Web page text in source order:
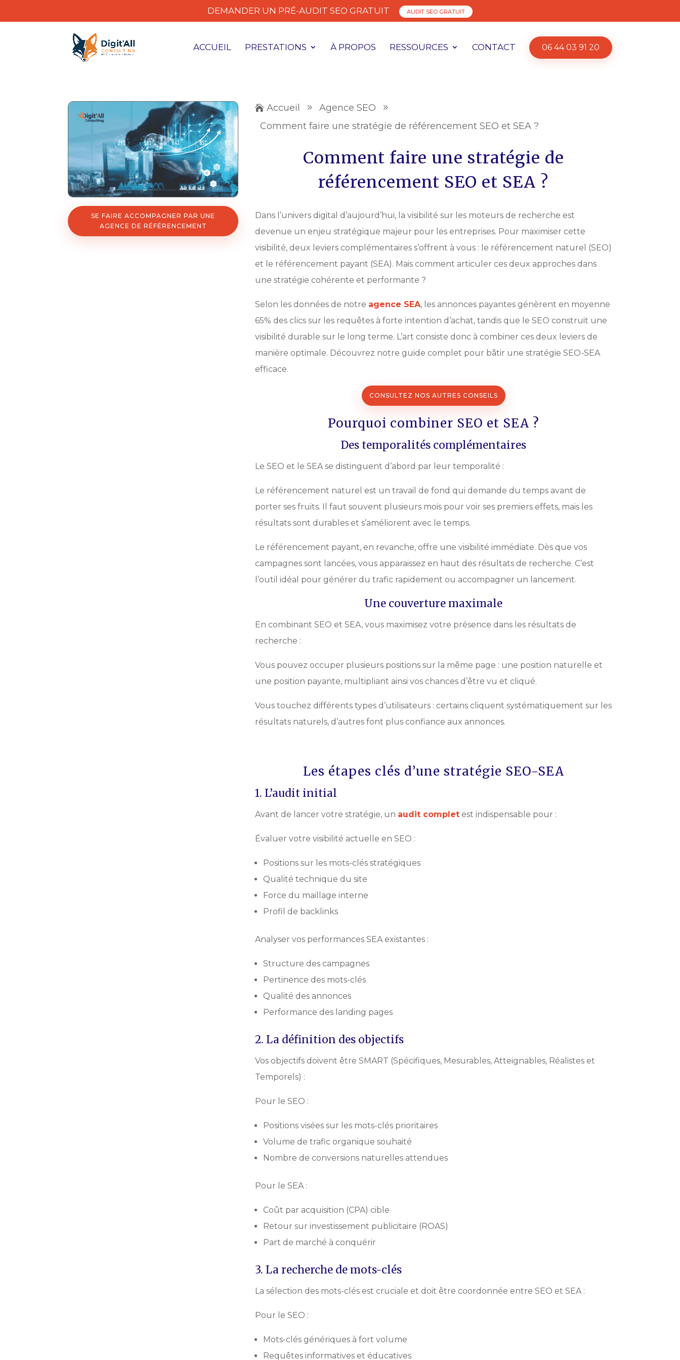
DEMANDER UN PRÉ-AUDIT SEO GRATUIT AUDIT SEO GRATUIT
ACCUEIL PRESTATIONS À PROPOS RESSOURCES CONTACT 06 44 03 91 20
SE FAIRE ACCOMPAGNER PAR UNE
AGENCE DE RÉFÉRENCEMENT
 Accueil 9 Agence SEO 9
Comment faire une stratégie de référencement SEO et SEA ?
Comment faire une stratégie de
référencement SEO et SEA ?
Dans l’univers digital d’aujourd’hui, la visibilité sur les moteurs de recherche est
devenue un enjeu stratégique majeur pour les entreprises. Pour maximiser cette
visibilité, deux leviers complémentaires s’offrent à vous : le référencement naturel (SEO)
et le référencement payant (SEA). Mais comment articuler ces deux approches dans
une stratégie cohérente et performante ?
Selon les données de notre agence SEA, les annonces payantes génèrent en moyenne
65% des clics sur les requêtes à forte intention d’achat, tandis que le SEO construit une
visibilité durable sur le long terme. L’art consiste donc à combiner ces deux leviers de
manière optimale. Découvrez notre guide complet pour bâtir une stratégie SEO-SEA
efficace.
CONSULTEZ NOS AUTRES CONSEILS
Pourquoi combiner SEO et SEA ?
Des temporalités complémentaires
Le SEO et le SEA se distinguent d’abord par leur temporalité :
Le référencement naturel est un travail de fond qui demande du temps avant de
porter ses fruits. Il faut souvent plusieurs mois pour voir ses premiers effets, mais les
résultats sont durables et s’améliorent avec le temps.
Le référencement payant, en revanche, offre une visibilité immédiate. Dès que vos
campagnes sont lancées, vous apparaissez en haut des résultats de recherche. C’est
l’outil idéal pour générer du trafic rapidement ou accompagner un lancement.
Une couverture maximale
En combinant SEO et SEA, vous maximisez votre présence dans les résultats de
recherche :
Vous pouvez occuper plusieurs positions sur la même page : une position naturelle et
une position payante, multipliant ainsi vos chances d’être vu et cliqué.
Vous touchez différents types d’utilisateurs : certains cliquent systématiquement sur les
résultats naturels, d’autres font plus confiance aux annonces.
Les étapes clés d’une stratégie SEO-SEA
1. L’audit initial
Avant de lancer votre stratégie, un audit completest indispensable pour :
Évaluer votre visibilité actuelle en SEO :
Positions sur les mots-clés stratégiques
Qualité technique du site
Force du maillage interne
Profil de backlinks
Analyser vos performances SEA existantes :
Structure des campagnes
Pertinence des mots-clés
Qualité des annonces
Performance des landing pages
2. La définition des objectifs
Vos objectifs doivent être SMART (Spécifiques, Mesurables, Atteignables, Réalistes et
Temporels) :
Pour le SEO :
Positions visées sur les mots-clés prioritaires
Volume de trafic organique souhaité
Nombre de conversions naturelles attendues
Pour le SEA :
Coût par acquisition (CPA) cible
Retour sur investissement publicitaire (ROAS)
Part de marché à conquérir
3. La recherche de mots-clés
La sélection des mots-clés est cruciale et doit être coordonnée entre SEO et SEA :
Pour le SEO :
Mots-clés génériques à fort volume
Requêtes informatives et éducatives